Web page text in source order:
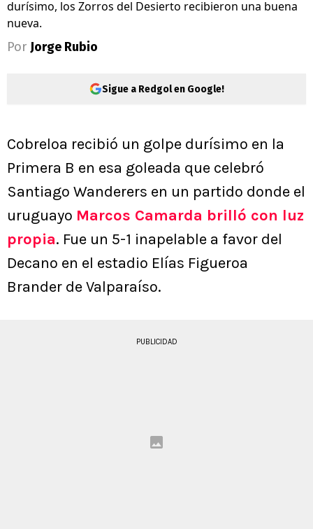
durísimo, los Zorros del Desierto recibieron una buena
nueva.
Por Jorge Rubio
Sigue a Redgol en Google!
Cobreloa recibió un golpe durísimo en la
Primera B en esa goleada que celebró
Santiago Wanderers en un partido donde el
uruguayo Marcos Camarda brilló con luz
propia. Fue un 5-1 inapelable a favor del
Decano en el estadio Elías Figueroa
Brander de Valparaíso.
PUBLICIDAD